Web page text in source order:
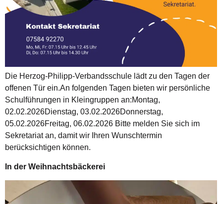
Die Herzog-Philipp-Verbandsschule lädt zu den Tagen der
offenen Tür ein.An folgenden Tagen bieten wir persönliche
Schulführungen in Kleingruppen an:Montag,
02.02.2026Dienstag, 03.02.2026Donnerstag,
05.02.2026Freitag, 06.02.2026 Bitte melden Sie sich im
Sekretariat an, damit wir Ihren Wunschtermin
berücksichtigen können.
In der Weihnachtsbäckerei